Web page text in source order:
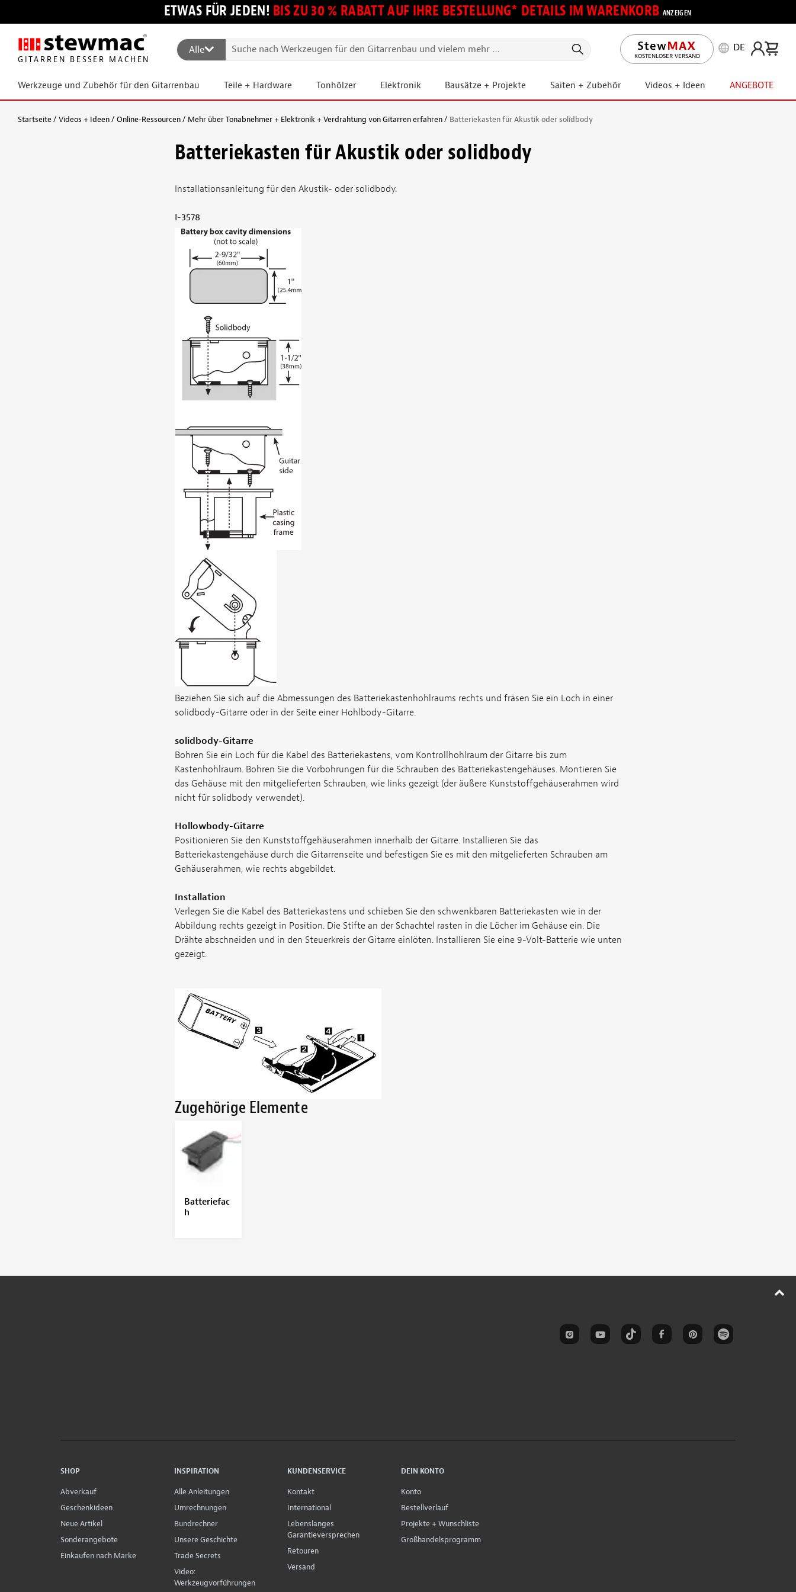
ETWAS FÜR JEDEN! BIS ZU 30 % RABATT AUF IHRE BESTELLUNG* DETAILS IM WARENKORB ANZEIGEN
GITARREN BESSER MACHEN
Alle
KOSTENLOSER VERSAND
DE
Werkzeuge und Zubehör für den Gitarrenbau Teile + Hardware Tonhölzer Elektronik Bausätze + Projekte Saiten + Zubehör Videos + Ideen ANGEBOTE
Startseite Videos + Ideen Online-Ressourcen Mehr über Tonabnehmer + Elektronik + Verdrahtung von Gitarren erfahren Batteriekasten für Akustik oder solidbody
Batteriekasten für Akustik oder solidbody
Installationsanleitung für den Akustik- oder solidbody.
I-3578
Beziehen Sie sich auf die Abmessungen des Batteriekastenhohlraums rechts und fräsen Sie ein Loch in einer
solidbody-Gitarre oder in der Seite einer Hohlbody-Gitarre.
solidbody-Gitarre
Bohren Sie ein Loch für die Kabel des Batteriekastens, vom Kontrollhohlraum der Gitarre bis zum
Kastenhohlraum. Bohren Sie die Vorbohrungen für die Schrauben des Batteriekastengehäuses. Montieren Sie
das Gehäuse mit den mitgelieferten Schrauben, wie links gezeigt (der äußere Kunststoffgehäuserahmen wird
nicht für solidbody verwendet).
Hollowbody-Gitarre
Positionieren Sie den Kunststoffgehäuserahmen innerhalb der Gitarre. Installieren Sie das
Batteriekastengehäuse durch die Gitarrenseite und befestigen Sie es mit den mitgelieferten Schrauben am
Gehäuserahmen, wie rechts abgebildet.
Installation
Verlegen Sie die Kabel des Batteriekastens und schieben Sie den schwenkbaren Batteriekasten wie in der
Abbildung rechts gezeigt in Position. Die Stifte an der Schachtel rasten in die Löcher im Gehäuse ein. Die
Drähte abschneiden und in den Steuerkreis der Gitarre einlöten. Installieren Sie eine 9-Volt-Batterie wie unten
gezeigt.
Zugehörige Elemente
Batteriefac
h
SHOP
Abverkauf
Geschenkideen
Neue Artikel
Sonderangebote
Einkaufen nach Marke
INSPIRATION
Alle Anleitungen
Umrechnungen
Bundrechner
Unsere Geschichte
Trade Secrets
Video:
Werkzeugvorführungen
KUNDENSERVICE
Kontakt
International
Lebenslanges
Garantieversprechen
Retouren
Versand
DEIN KONTO
Konto
Bestellverlauf
Projekte + Wunschliste
Großhandelsprogramm